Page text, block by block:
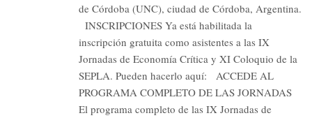
de Córdoba (UNC), ciudad de Córdoba, Argentina.
INSCRIPCIONES Ya está habilitada la
inscripción gratuita como asistentes a las IX
Jornadas de Economía Crítica y XI Coloquio de la
SEPLA. Pueden hacerlo aquí: ACCEDE AL
PROGRAMA COMPLETO DE LAS JORNADAS
El programa completo de las IX Jornadas de